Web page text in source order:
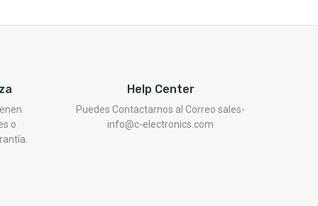
o
Help Center
Puedes Contactarnos al Correo sales-
info@c-electronics.com